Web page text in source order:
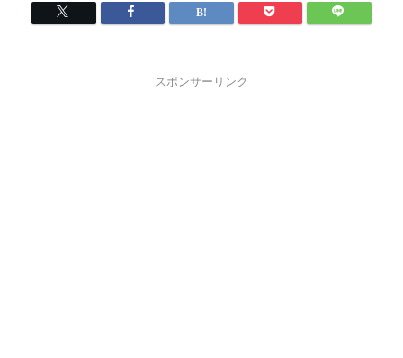
スポンサーリンク